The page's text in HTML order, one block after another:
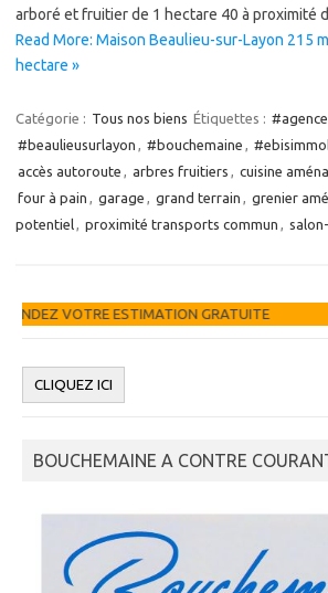
arboré et fruitier de 1 hectare 40 à proximité
Read More: Maison Beaulieu-sur-Layon 215
hectare »
Catégorie : Tous nos biens Étiquettes :
#beaulieusurlayon , #bouchemaine ,
accès autoroute , arbres fruitiers , cuisine
four à pain , garage , grand terrain , grenier
potentiel, proximité transports commun ,
GRATUITE
BOUCHEMAINE A CONTRE